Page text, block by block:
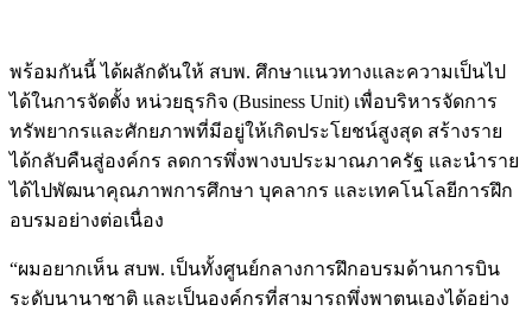
พร้อมกันนี้ ได้ผลักดันให้ สบพ. ศึกษาแนวทางและความเป็นไป
ได้ในการจัดตั้ง หน่วยธุรกิจ (Business Unit) เพื่อบริหารจัดการ
ทรัพยากรและศักยภาพที่มีอยู่ให้เกิดประโยชน์สูงสุด สร้างราย
ได้กลับคืนสู่องค์กร ลดการพึ่งพางบประมาณภาครัฐ และนำราย
ได้ไปพัฒนาคุณภาพการศึกษา บุคลากร และเทคโนโลยีการฝึก
อบรมอย่างต่อเนื่อง
“ผมอยากเห็น สบพ. เป็นทั้งศูนย์กลางการฝึกอบรมด้านการบิน
ระดับนานาชาติ และเป็นองค์กรที่สามารถพึ่งพาตนเองได้อย่าง